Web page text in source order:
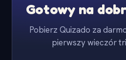
Gotowy na
Pobierz Quizado za
pierwszy wieczór